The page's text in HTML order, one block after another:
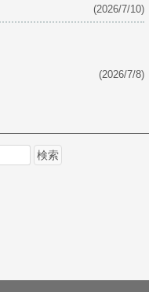
(2026/7/10)
(2026/7/8)